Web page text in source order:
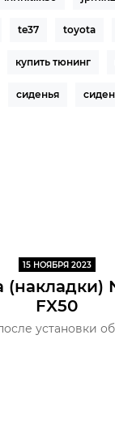
te37 toyota
купить тюнинг
сиденья
15 НОЯБРЯ 2023
FX50
установки